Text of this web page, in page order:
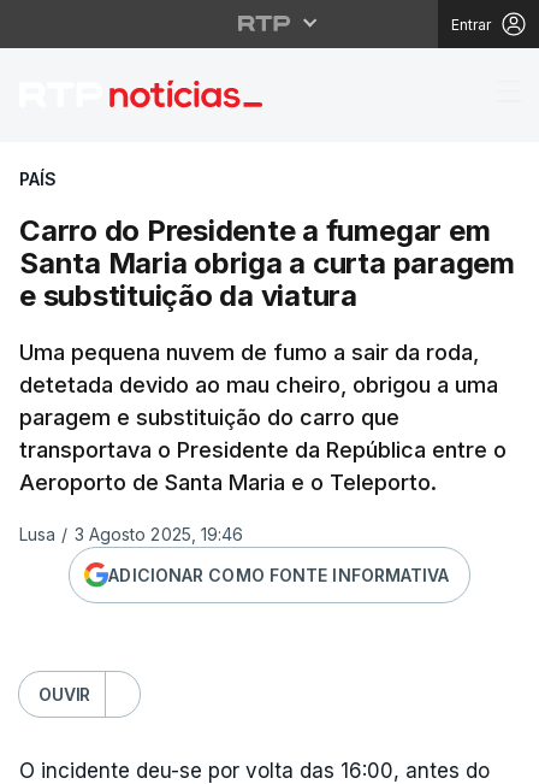
Entrar
Carro do Presidente
PAÍS
Carro do Presidente a fumegar em
Santa Maria obriga a curta paragem
e substituição da viatura
Uma pequena nuvem de fumo a sair da roda,
detetada devido ao mau cheiro, obrigou a uma
paragem e substituição do carro que
transportava o Presidente da República entre o
Aeroporto de Santa Maria e o Teleporto.
Lusa / 3 Agosto 2025, 19:46
ADICIONAR COMO FONTE INFORMATIVA
OUVIR
O incidente deu-se por volta das 16:00, antes do